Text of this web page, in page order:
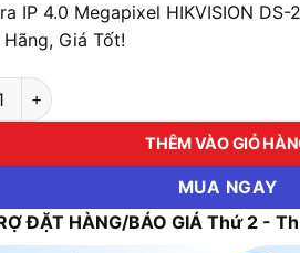
IP 4.0 Megapixel HIKVISION DS-
Hãng, Giá Tốt!
IP 4.0 Megapixel HIKVISION DS-
THÊM VÀO GIỎ
MUA NGAY
ĐẶT HÀNG/BÁO GIÁ Thứ 2 -